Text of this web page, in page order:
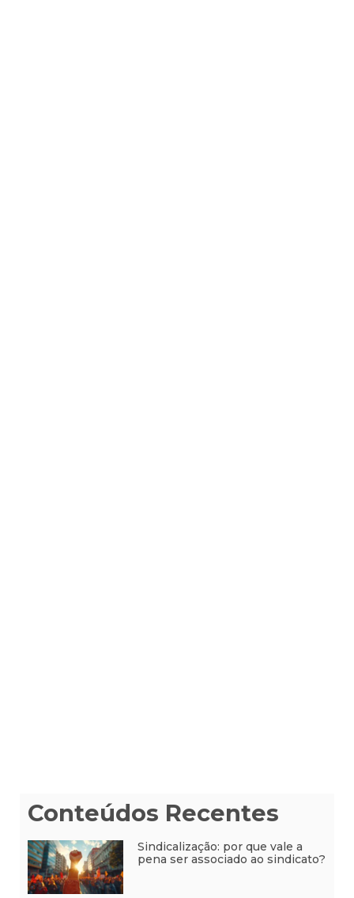
Conteúdos Recentes
Sindicalização: por que vale a
pena ser associado ao sindicato?